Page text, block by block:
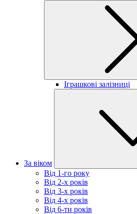
Іграшкові залізниці
За віком
Від 1-го року
Від 2-х років
Від 3-х років
Від 4-х років
Від 6-ти років